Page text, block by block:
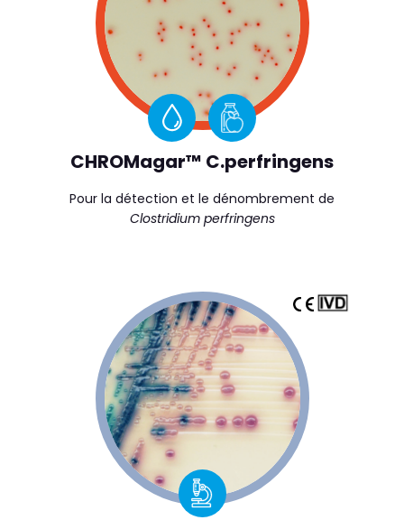
CHROMagar™ C.perfringens
Pour la détection et le dénombrement de
Clostridium perfringens